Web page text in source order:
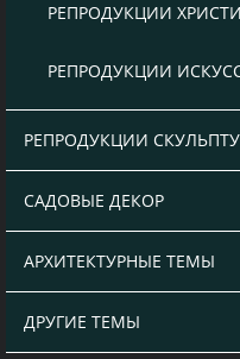
РЕПРОДУКЦИИ
РЕПРОДУКЦИИ
РЕПРОДУКЦИИ
САДОВЫЕ ДЕКОР
АРХИТЕКТУРНЫЕ ТЕМЫ
ДРУГИЕ ТЕМЫ